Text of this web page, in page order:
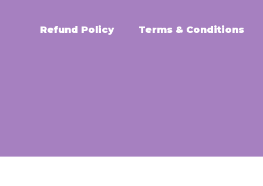
Refund Policy Terms & Conditions